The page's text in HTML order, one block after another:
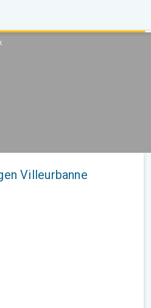
Villeurbanne